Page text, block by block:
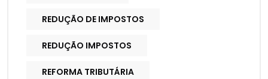
REDUÇÃO DE IMPOSTOS
REDUÇÃO IMPOSTOS
REFORMA TRIBUTÁRIA